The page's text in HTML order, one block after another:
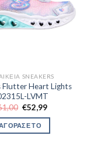
SNEAKERS
Flutter Heart Lights
LVMT
Original
price
was:
€61,00.
€52,99Η
τιμή
€52,99.
ΤΟ